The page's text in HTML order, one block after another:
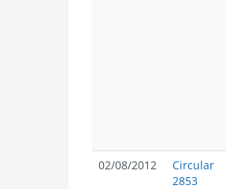
02/08/2012
Circular
2853